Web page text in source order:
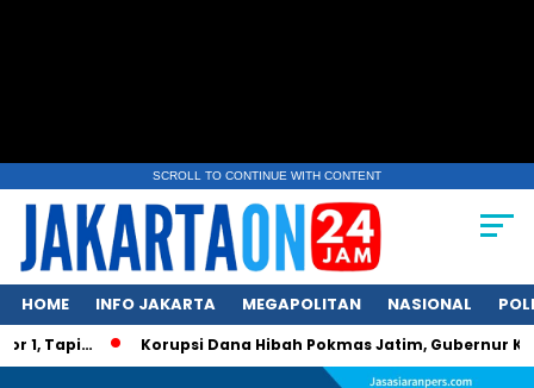
SCROLL TO CONTINUE WITH CONTENT
HOME INFO JAKARTA MEGAPOLITAN NASIONAL
Korupsi Dana Hibah Pokmas Jatim, Gubernur Khofifah